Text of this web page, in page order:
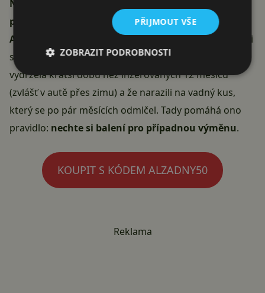
Na co si nejvíc stěžují:
poloha aktualizuje pomaleji a méně často než u
AirTagu
– občas ukáže jen poslední místo, kde jste byli
s telefonem poblíž. Pár majitelů hlásí, že baterie
vydržela kratší dobu než inzerovaných 12 měsíců
(zvlášť v autě přes zimu) a že narazili na vadný kus,
který se po pár měsících odmlčel. Tady pomáhá ono
pravidlo: nechte si balení pro případnou výměnu.
KOUPIT S KÓDEM ALZADNY50
Reklama
PŘIJMOUT VŠE
ZOBRAZIT PODROBNOSTI